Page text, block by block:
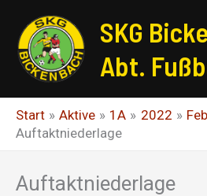
Inhalt
springen
SKG
Abt.
Start Aktive 1A 2022
Auftaktniederlage
Auftaktniederlage